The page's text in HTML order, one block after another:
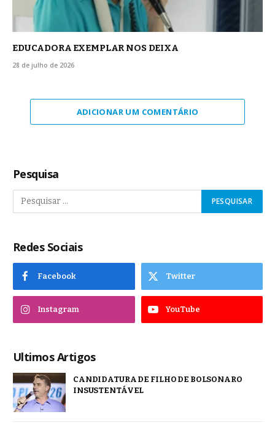
EDUCADORA EXEMPLAR NOS DEIXA
28 de julho de 2026
ADICIONAR UM COMENTÁRIO
Pesquisa
Redes Sociais
Facebook Twitter
Instagram YouTube
Ultimos Artigos
CANDIDATURA DE FILHO DE BOLSONARO
INSUSTENTÁVEL